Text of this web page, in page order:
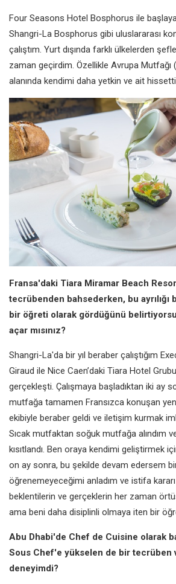
Four Seasons Hotel Bosphorus ile
Shangri-La Bosphorus gibi uluslararası
çalıştım. Yurt dışında farklı ülkelerden
zaman geçirdim. Özellikle Avrupa Mutfağı
alanında kendimi daha yetkin ve ait
Fransa'daki Tiara Miramar Beach
tecrübenden bahsederken, bu ayrılığı
bir öğreti olarak gördüğünü
açar mısınız?
Shangri-La'da bir yıl beraber çalıştığım
Giraud ile Nice Caen’daki Tiara Hotel
gerçekleşti. Çalışmaya başladıktan iki ay
mutfağa tamamen Fransızca konuşan
ekibiyle beraber geldi ve iletişim kurmak
Sıcak mutfaktan soğuk mutfağa alındım
kısıtlandı. Ben oraya kendimi geliştirmek
on ay sonra, bu şekilde devam edersem
öğrenemeyeceğimi anladım ve istifa kararı
beklentilerin ve gerçeklerin her zaman
ama beni daha disiplinli olmaya iten bir
Abu Dhabi'de Chef de Cuisine olarak
Sous Chef'e yükselen de bir tecrüben
deneyimdi?